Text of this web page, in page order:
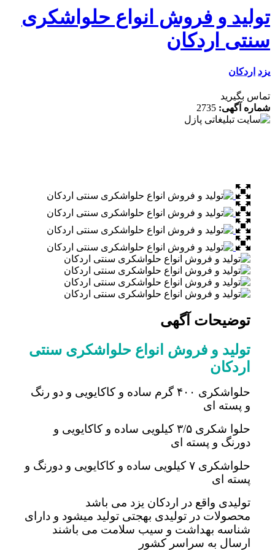
و فروش انواع حلواشکری
اردکان
بگیرید
آگهی:2735
توضیحات آگهی
تولید و فروش انواع حلواشکری سنتی
اردکان
حلواشکری ۴۰۰ گرم ساده و کاکایویی و دو رنگ
و پسته ای
حلوا شکری ۳/۵ کیلویی ساده و کاکایویی و
دورنگ و پسته ای
حلواشکری ۷ کیلویی ساده و کاکایویی و دورنگ و
پسته ای
تولیدی واقع در اردکان یزد می باشد
محصولات در تولیدی بهجتی تولید میشود و دارای
شناسه بهداشت و سیب سلامت می باشند
ارسال به سراسر کشور